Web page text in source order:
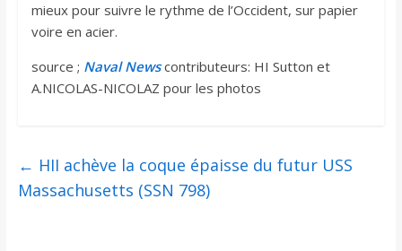
mieux pour suivre le rythme de l’Occident, sur papier
voire en acier.
source ; Naval News contributeurs: HI Sutton et
A.NICOLAS-NICOLAZ pour les photos
← HII achève la coque épaisse du futur USS
Massachusetts (SSN 798)